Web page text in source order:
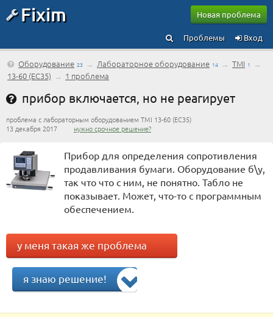
Fixim Новая проблема
Вход
Проблемы
Оборудование 23 → Лабораторное оборудование 14 → TMI 1 →
13-60 (ЕС35) → 1 проблема
прибор включается, но не реагирует
проблема с лабораторным оборудованием TMI 13-60 (ЕС35)
13 декабря 2017 нужно срочное решение?
Прибор для определения сопротивления
продавливания бумаги. Оборудование б\у,
так что что с ним, не понятно. Табло не
показывает. Может, что-то с программным
обеспечением.
у меня такая же проблема
я знаю решение!